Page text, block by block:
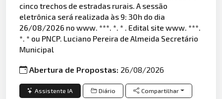
cinco trechos de estradas rurais. A sessão
eletrônica será realizada às 9: 30h do dia
26/08/2026 no www. ***. *. * . Edital site www. ***.
*. * ou PNCP. Luciano Pereira de Almeida Secretário
Municipal
Abertura de Propostas: 26/08/2026
Assistente IA Diário Compartilhar